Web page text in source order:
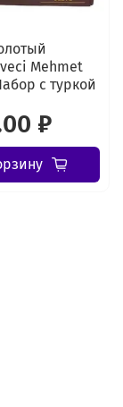
Mehmet
с туркой
₽